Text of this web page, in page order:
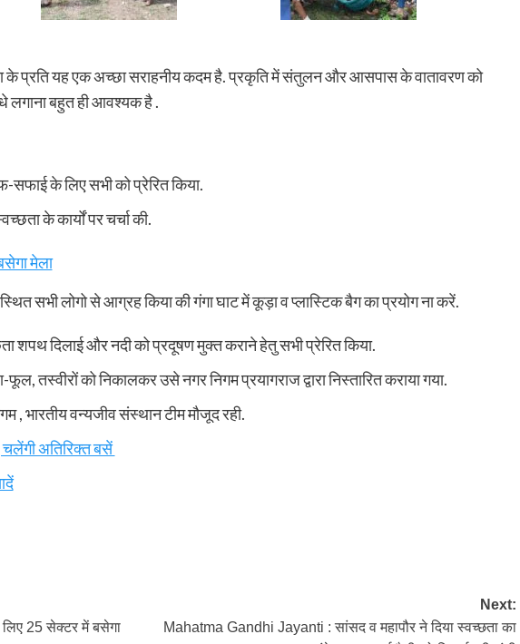
के प्रति यह एक अच्छा सराहनीय कदम है. प्रकृति में संतुलन और आसपास के वातावरण को
लगाना बहुत ही आवश्यक है .
के लिए सभी को प्रेरित किया.
के कार्यों पर चर्चा की.
मेला
सभी लोगो से आग्रह किया की गंगा घाट में कूड़ा व प्लास्टिक बैग का प्रयोग ना करें.
शपथ दिलाई और नदी को प्रदूषण मुक्त कराने हेतु सभी प्रेरित किया.
तस्वीरों को निकालकर उसे नगर निगम प्रयागराज द्वारा निस्तारित कराया गया.
, भारतीय वन्यजीव संस्थान टीम मौजूद रही.
अतिरिक्त बसें
25 सेक्टर में बसेगा
Next:
Mahatma Gandhi Jayanti : सांसद व महापौर ने दिया स्वच्छता का